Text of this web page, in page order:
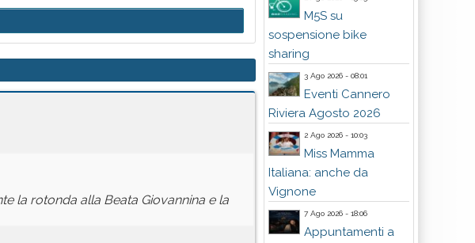
la rotonda alla Beata Giovannina e la
M5S su
sospensione bike
sharing
3 Ago 2026 - 08:01
Eventi Cannero
Riviera Agosto 2026
2 Ago 2026 - 10:03
Miss Mamma
Italiana: anche da
Vignone
7 Ago 2026 - 18:06
Appuntamenti a